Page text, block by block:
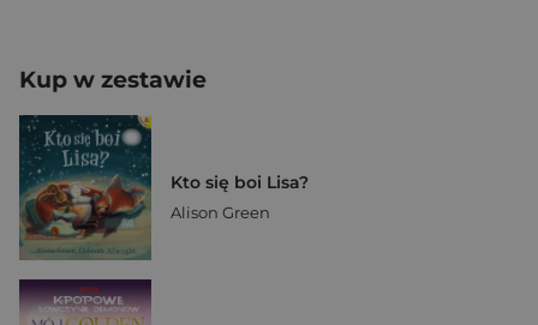
Kup w zestawie
Kto się boi Lisa?
Alison Green